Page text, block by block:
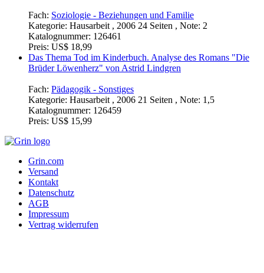
Fach: Soziologie - Beziehungen und Familie
Kategorie: Hausarbeit , 2006 24 Seiten , Note: 2
Katalognummer: 126461
Preis: US$ 18,99
Das Thema Tod im Kinderbuch. Analyse des Romans "Die
Brüder Löwenherz" von Astrid Lindgren
Fach: Pädagogik - Sonstiges
Kategorie: Hausarbeit , 2006 21 Seiten , Note: 1,5
Katalognummer: 126459
Preis: US$ 15,99
Grin.com
Versand
Kontakt
Datenschutz
AGB
Impressum
Vertrag widerrufen